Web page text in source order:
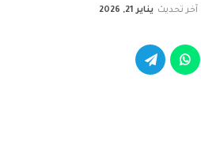
آخر تحديث يناير 21, 2026